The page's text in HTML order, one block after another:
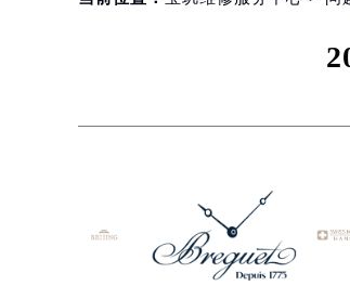
上海市徐汇区虹
扬州市邗江区国展
盐城市盐都区世纪
泰州市海陵区永定